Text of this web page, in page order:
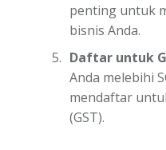
penting untuk
bisnis Anda.
Daftar untuk
Anda melebihi
mendaftar
(GST).